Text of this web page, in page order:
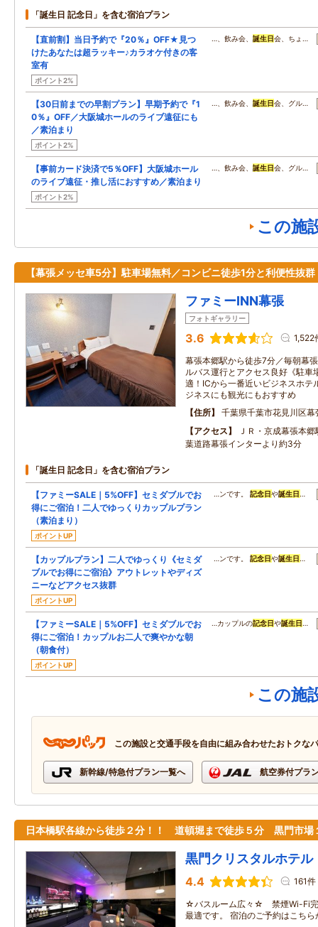
「誕生日 記念日」を含む宿泊プラン
【直前割】当日予約で『20％』OFF★見つ
けたあなたは超ラッキー♪カラオケ付きの客
室有
ポイント2%
…、飲み会、 誕生日会、ちょ…
【30日前までの早割プラン】早期予約で『1
0％』OFF／大阪城ホールのライブ遠征にも
／素泊まり
ポイント2%
…、飲み会、 誕生日会、グル…
【事前カード決済で5％OFF】大阪城ホール
のライブ遠征・推し活におすすめ／素泊まり
ポイント2%
…、飲み会、 誕生日会、グル…
この施
【幕張メッセ車5分】駐車場無料／コンビニ徒歩1分と利便性抜群
ファミーINN幕張
フォトギャラリー
3.6 1,522
幕張本郷駅から徒歩7分／毎朝幕
ルバス運行とアクセス良好《駐車
適！ICから一番近いビジネスホテ
ジネスにも観光にもおすすめ
住所
千葉県千葉市花見川区
アクセス
ＪＲ・京成幕張本
葉道路幕張インターより約3分
「誕生日 記念日」を含む宿泊プラン
【ファミーSALE｜5%OFF】セミダブルでお
得にご宿泊！二人でゆっくりカップルプラン
（素泊まり）
ポイントUP
…ンです。記念日や誕生日 …
【カップルプラン】二人でゆっくり《セミダ
ブルでお得にご宿泊》アウトレットやディズ
ニーなどアクセス抜群
ポイントUP
…ンです。記念日や誕生日 …
【ファミーSALE｜5%OFF】セミダブルでお
得にご宿泊！カップルお二人で爽やかな朝
（朝食付）
ポイントUP
…カップルの記念日や誕生日 …
この施
この施設と交通手段を自由に組み合わせたおトクな
新幹線/特急付プラン一覧へ 航空券付プラ
日本橋駅各線から徒歩２分！！ 道頓堀まで徒歩５分 黒門市場
黒門クリスタルホテル
4.4 161件
☆バスルーム広々☆ 禁煙Wi-Fi完
最適です。 宿泊のご予約はこちら